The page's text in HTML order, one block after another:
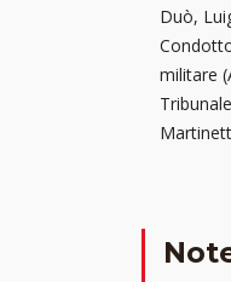
Duò,
militare